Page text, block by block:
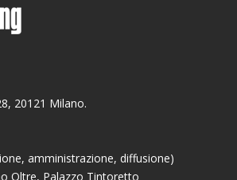
20121 Milano.
amministrazione, diffusione)
Oltre, Palazzo Tintoretto